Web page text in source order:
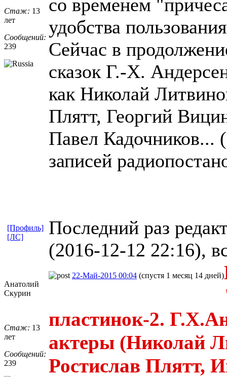
Стаж: 13
лет
Сообщений:
239
со временем
удобства
Сейчас в
сказок Г.-Х.
как Николай
Плятт, Георгий
Павел Кадочников...
записей
Последний раз
(2016-12-12 22:16),
[Профиль]
[ЛС]
Анатолий
Скурин
Стаж: 13
лет
Сообщений:
239
22-Май-2015 00:04 (спустя 1 месяц 14 дней)
пластинок-2.
актеры (Николай
Ростислав Плятт,